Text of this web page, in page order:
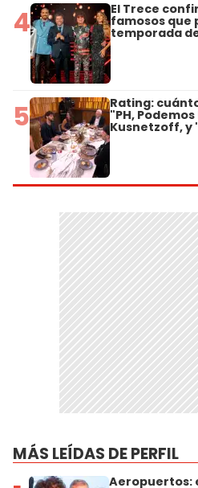
4 El Trece
famosos que
temporada
5 Rating:
"PH,
Kusnetzoff, y
MÁS LEÍDAS DE PERFIL
Aeropuertos: